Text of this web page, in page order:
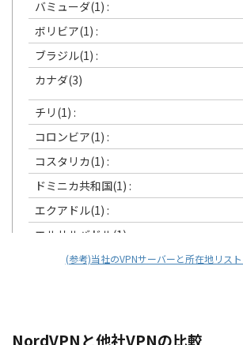
バミューダ(1) :
ボリビア(1) :
ブラジル(1) :
カナダ(3)
チリ(1) :
コロンビア(1) :
コスタリカ(1) :
ドミニカ共和国(1) :
エクアドル(1) :
エルサルバドル(1) :
グリーンランド(1) :
ホンジュラス(1) :
(参考)当社のVPNサーバーと所在地リス
NordVPNと他社VPNの比較